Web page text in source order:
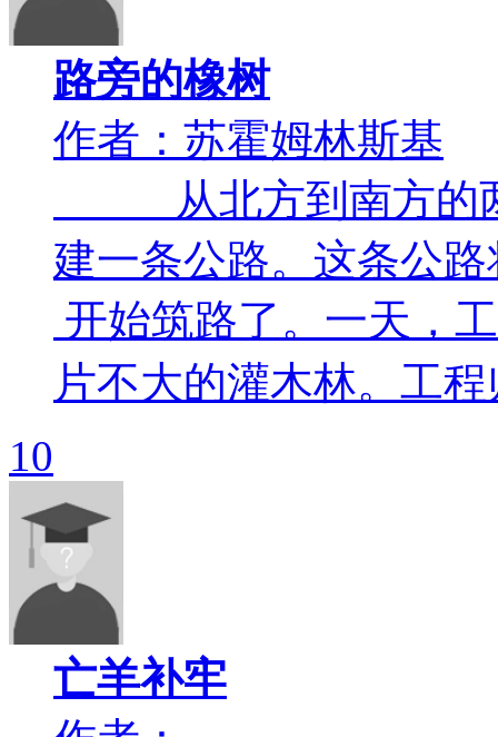
路旁的橡树
作者：苏霍姆林斯基
从北方到南方的两
建一条公路。这条
开始筑路了。一天，
片不大的灌木林。工
10
亡羊补牢